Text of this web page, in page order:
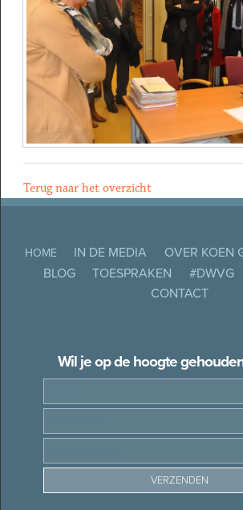
Terug naar het overzicht
HOME IN DE MEDIA OVER KOEN
BLOG
TOESPRAKEN #DWVG
CONTACT
Wil je op de hoogte